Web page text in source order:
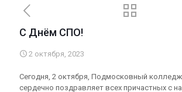
С Днём СПО!
2 октября, 2023
Сегодня, 2 октября, Подмосковный
сердечно поздравляет всех причастных с